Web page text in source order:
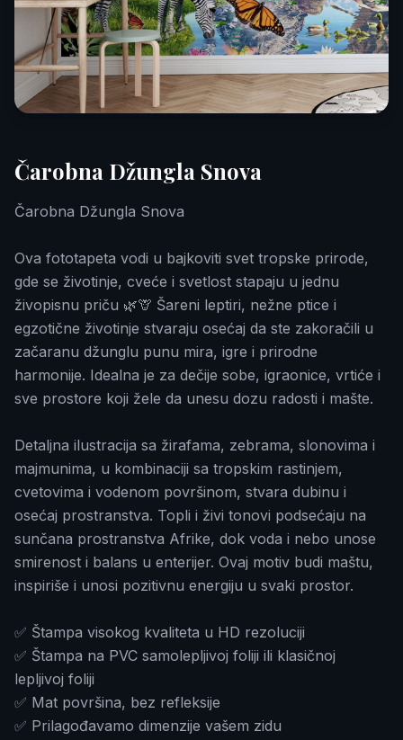
Čarobna Džungla Snova
Čarobna Džungla Snova
Ova fototapeta vodi u bajkoviti svet tropske prirode,
gde se životinje, cveće i svetlost stapaju u jednu
živopisnu priču 🌿🦒 Šareni leptiri, nežne ptice i
egzotične životinje stvaraju osećaj da ste zakoračili u
začaranu džunglu punu mira, igre i prirodne
harmonije. Idealna je za dečije sobe, igraonice, vrtiće i
sve prostore koji žele da unesu dozu radosti i mašte.
Detaljna ilustracija sa žirafama, zebrama, slonovima i
majmunima, u kombinaciji sa tropskim rastinjem,
cvetovima i vodenom površinom, stvara dubinu i
osećaj prostranstva. Topli i živi tonovi podsećaju na
sunčana prostranstva Afrike, dok voda i nebo unose
smirenost i balans u enterijer. Ovaj motiv budi maštu,
inspiriše i unosi pozitivnu energiju u svaki prostor.
✅ Štampa visokog kvaliteta u HD rezoluciji
✅ Štampa na PVC samolepljivoj foliji ili klasičnoj
lepljivoj foliji
✅ Mat površina, bez refleksije
✅ Prilagođavamo dimenzije vašem zidu